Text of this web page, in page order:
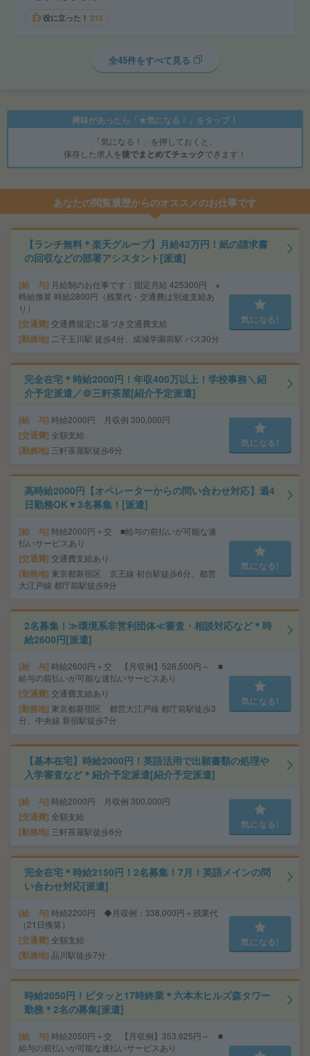
役に立った！ 213
全45件をすべて見る
興味があったら「★気になる！」をタップ！
「気になる！」を押しておくと、
保存した求人を後でまとめてチェックできます！
あなたの閲覧履歴からのオススメのお仕事です
【ランチ無料＊楽天グループ】月給42万円！紙の請求書
の回収などの部署アシスタント[派遣]
給 与 月給制のお仕事です：固定月給 425300円 ※
時給換算 時給2800円（残業代・交通費は別途支給あ
り）
交通費 交通費規定に基づき交通費支給
勤務地 二子玉川駅 徒歩4分、成城学園前駅 バス30分
気になる!
完全在宅＊時給2000円！年収400万以上！学校事務＼紹
介予定派遣／＠三軒茶屋[紹介予定派遣]
給 与 時給2000円 月収例 300,000円
交通費 全額支給
勤務地 三軒茶屋駅徒歩6分
気になる!
高時給2000円【オペレーターからの問い合わせ対応】週4
日勤務OK▼3名募集！[派遣]
給 与 時給2000円＋交 ■給与の前払いが可能な速
払いサービスあり
交通費 交通費支給あり
勤務地 東京都新宿区 京王線 初台駅徒歩6分、都営
大江戸線 都庁前駅徒歩9分
気になる!
2名募集！≫環境系非営利団体≪審査・相談対応など＊時
給2600円[派遣]
給 与 時給2600円＋交 【月収例】526,500円～ ■
給与の前払いが可能な速払いサービスあり
交通費 交通費支給あり
勤務地 東京都新宿区 都営大江戸線 都庁前駅徒歩3
分、中央線 新宿駅徒歩7分
気になる!
【基本在宅】時給2000円！英語活用で出願書類の処理や
入学審査など＊紹介予定派遣[紹介予定派遣]
給 与 時給2000円 月収例 300,000円
交通費 全額支給
勤務地 三軒茶屋駅徒歩6分
気になる!
完全在宅＊時給2150円！2名募集！7月！英語メインの問
い合わせ対応[派遣]
給 与 時給2200円 ◆月収例：338,000円＋残業代
（21日換算）
交通費 全額支給
勤務地 品川駅徒歩7分
気になる!
時給2050円！ピタッと17時終業＊六本木ヒルズ森タワー
勤務＊2名の募集[派遣]
給 与 時給2050円＋交 【月収例】353,625円～ ■
給与の前払いが可能な速払いサービスあり